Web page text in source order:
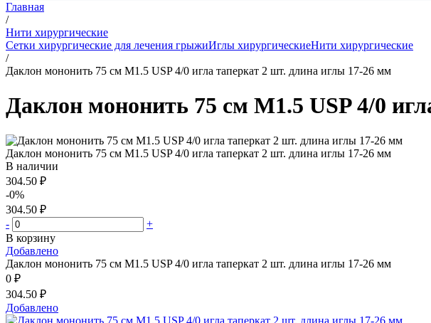
Главная
/
Нити хирургические
Сетки хирургические для лечения грыжиИглы хирургическиеНити хирургические
/
Даклон мононить 75 см М1.5 USP 4/0 игла таперкат 2 шт. длина иглы 17-26 мм
Даклон мононить 75 см М1.5 USP 4/0
Даклон мононить 75 см М1.5 USP 4/0 игла таперкат 2 шт. длина иглы 17-26 мм
В наличии
304.50 ₽
-0%
304.50 ₽
-
+
В корзину
Добавлено
Даклон мононить 75 см М1.5 USP 4/0 игла таперкат 2 шт. длина иглы 17-26 мм
0 ₽
304.50 ₽
Добавлено